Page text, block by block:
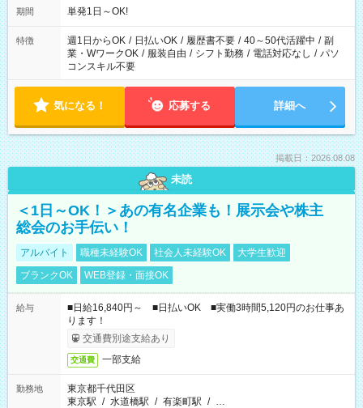
期間 単発1日～OK!
特徴 週1日からOK / 日払いOK / 履歴書不要 / 40～50代活躍中 / 副
業・WワークOK / 服装自由 / シフト勤務 / 電話対応なし / パソ
コンスキル不要
気になる！ 応募する 詳細へ
掲載日：2026.08.08
未読
＜1日～OK！＞あの有名企業も！展示会や株主
総会のお手伝い！
アルバイト 職種未経験OK 社会人未経験OK
大学生歓迎
ブランクOK
WEB登録・面接OK
給与
■日給16,840円～ ■日払いOK ■実働3時間5,120円のお仕事あ
ります！
交通費別途支給あり
交通費 一部支給
勤務地
東京都千代田区
東京駅 / 水道橋駅 / 有楽町駅 / …